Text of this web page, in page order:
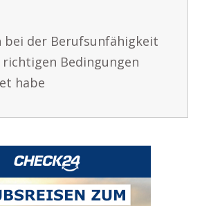
bei der Berufsunfähigkeit
Bedingungen
habe